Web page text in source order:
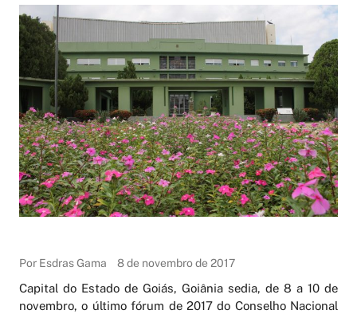
Por Esdras Gama 8 de novembro de 2017
Capital do Estado de Goiás, Goiânia sedia, de 8 a 10 de
novembro, o último fórum de 2017 do Conselho Nacional